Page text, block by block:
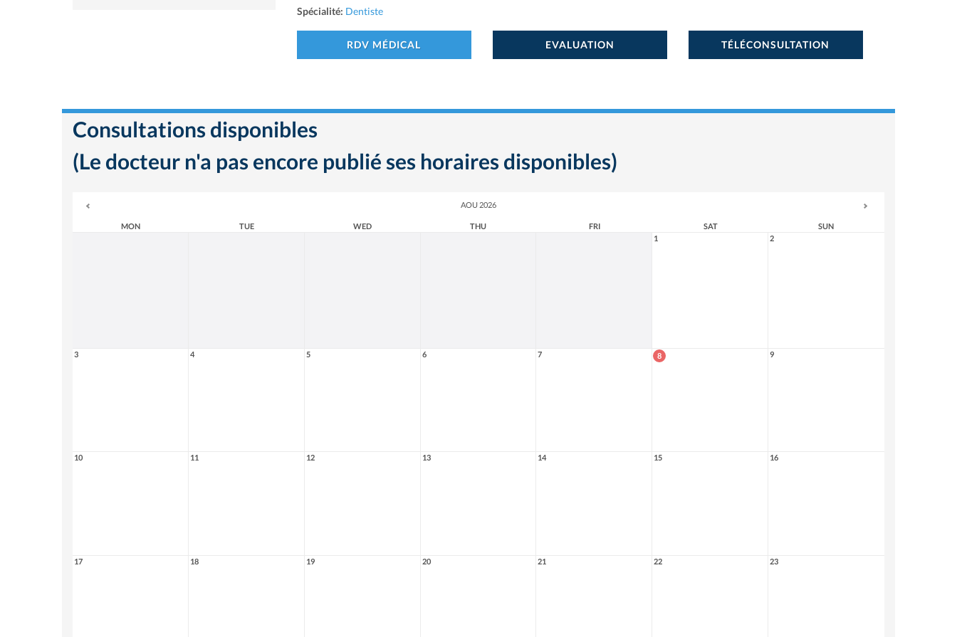
Spécialité: Dentiste
RDV MÉDICAL EVALUATION TÉLÉCONSULTATION
Consultations disponibles
(Le docteur n'a pas encore publié ses horaires disponibles)
AOU 2026
MON TUE WED THU FRI SAT
SUN
1
2
3 4 5 6 7 8 9
10 11 12 13 14 15 16
17 18 19 20 21 22 23